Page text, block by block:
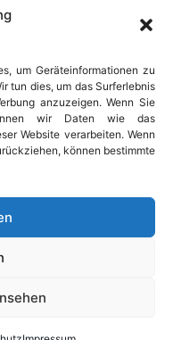
um Geräteinformationen zu
tun dies, um das Surferlebnis
anzuzeigen. Wenn Sie
wir Daten wie das
Website verarbeiten. Wenn
können bestimmte